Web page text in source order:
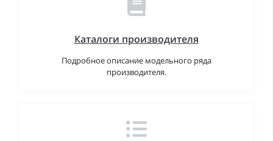
Каталоги производителя
Подробное описание модельного ряда
производителя.